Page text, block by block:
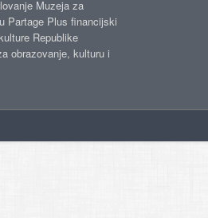
Muzeja za
Partage Plus financijski
Republike
obrazovanje, kulturu i